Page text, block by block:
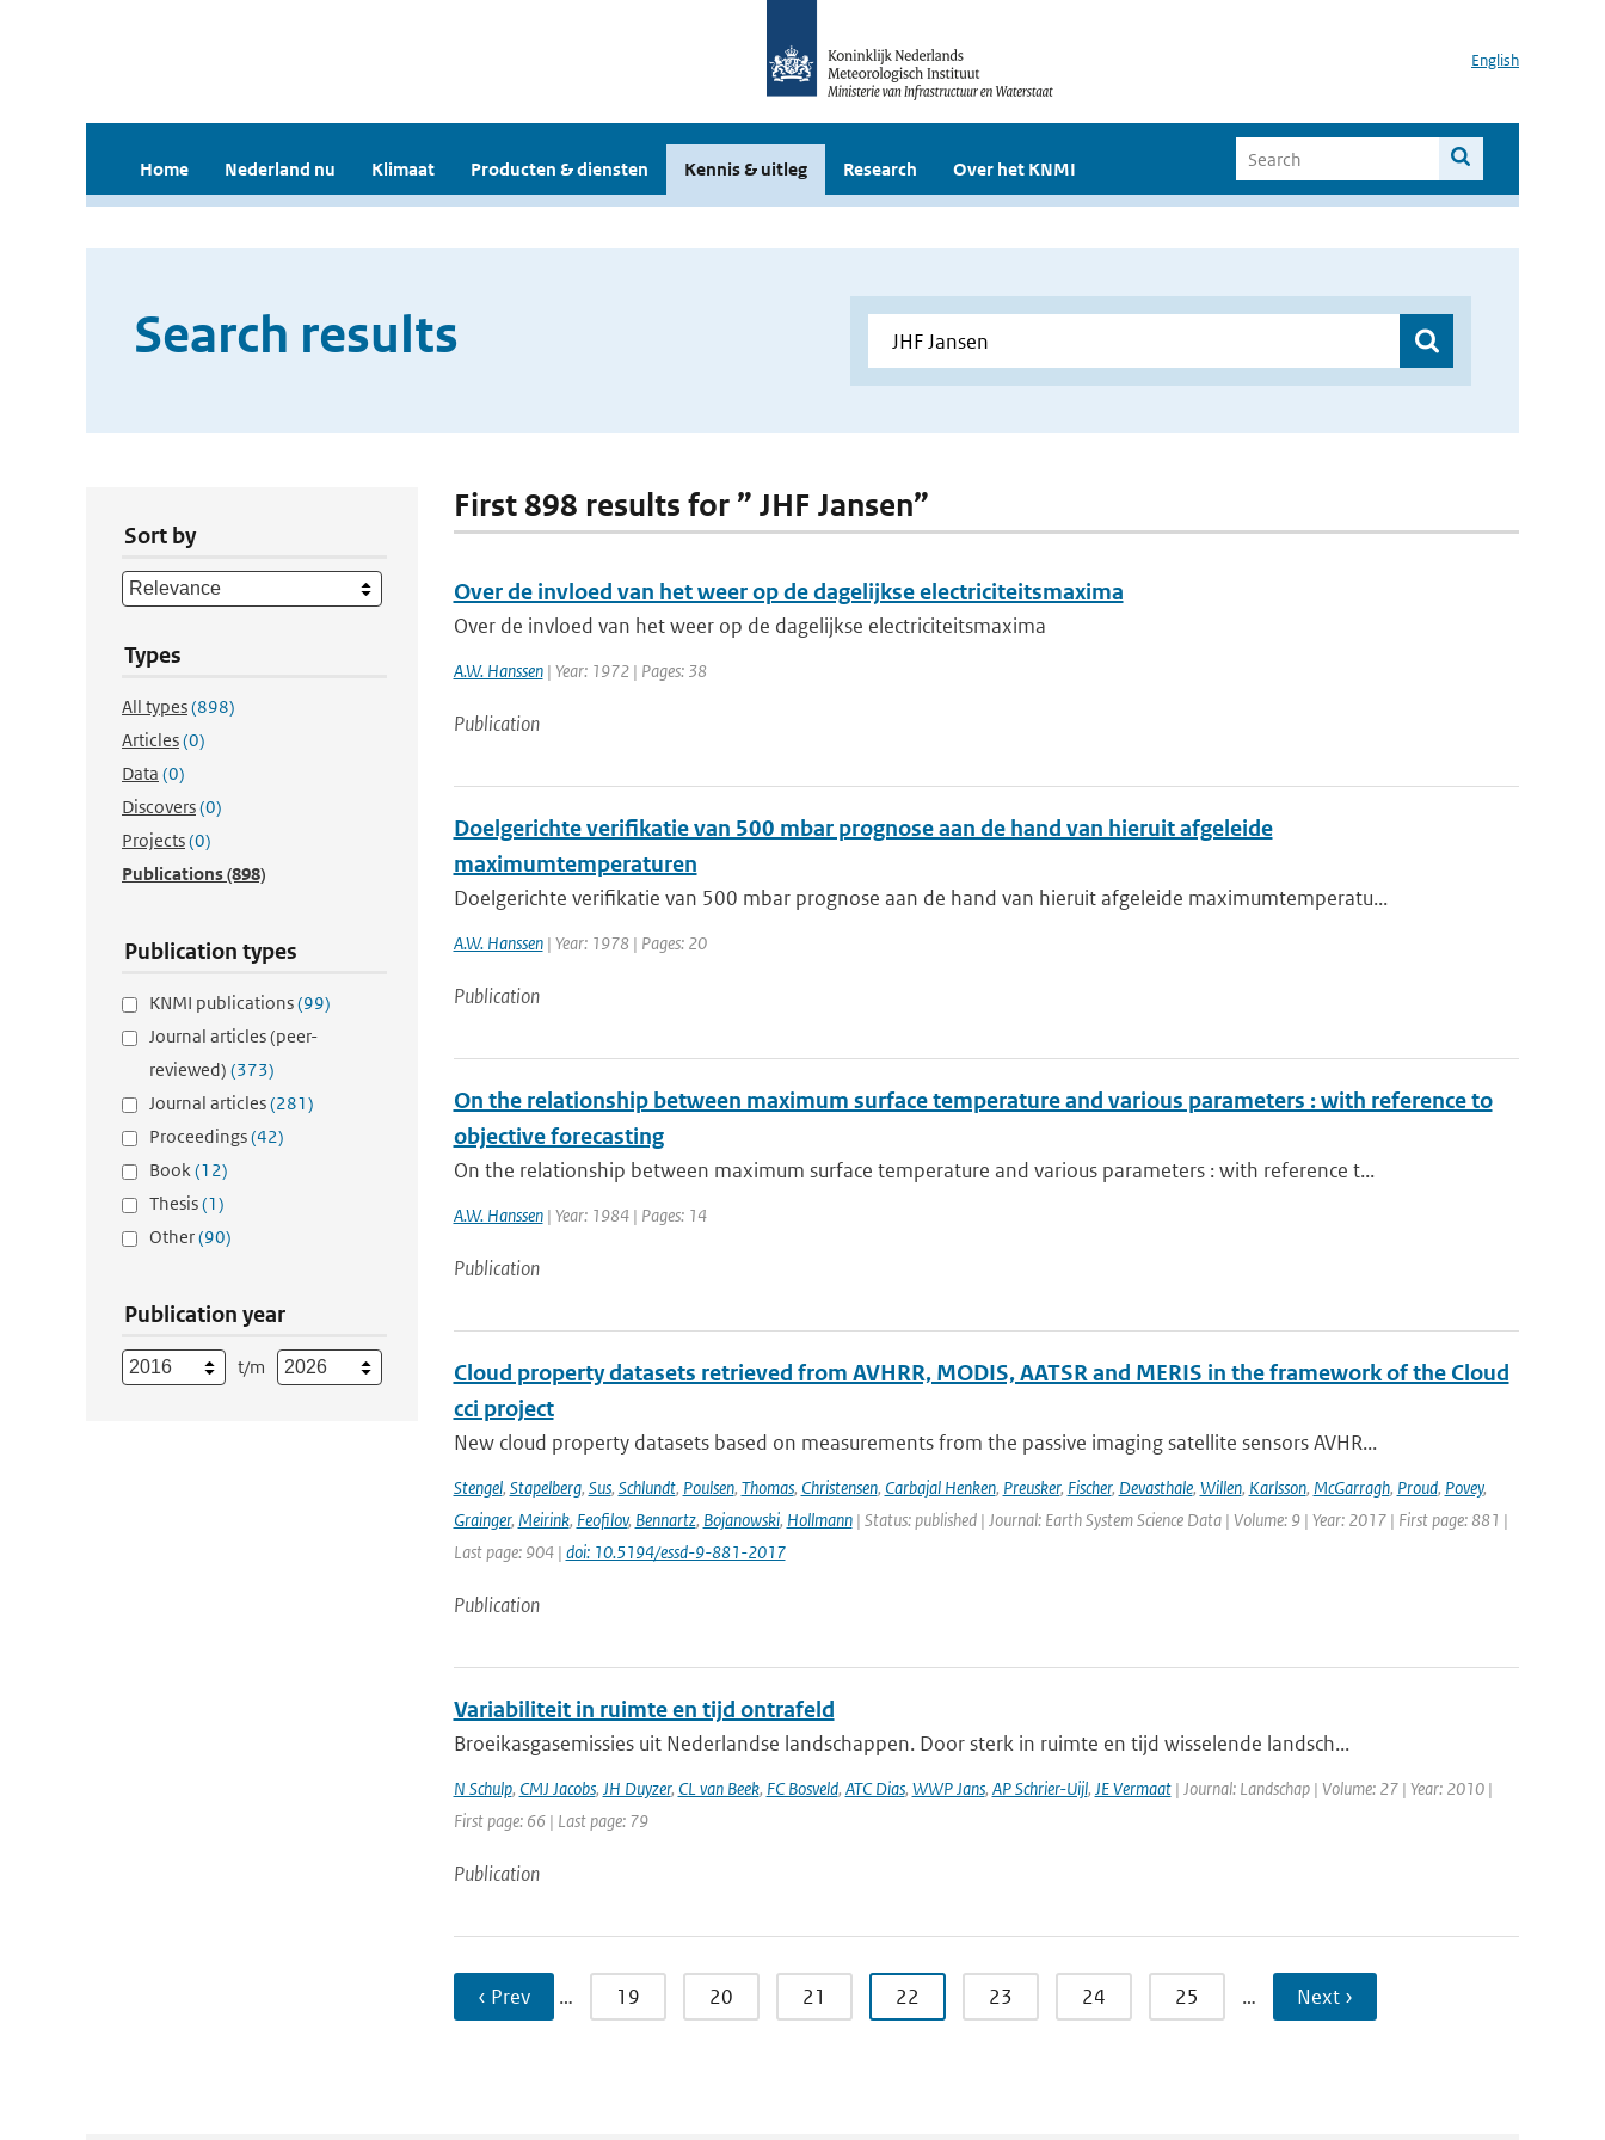
English
Home Nederland nu Klimaat Producten & diensten Kennis & uitleg Research Over het KNMI
Search results
Sort by
Types
All types(898)
Articles(0)
Data (0)
Discovers(0)
Projects(0)
Publications(898)
Publication types
KNMI publications(99)
Journal articles (peer-
reviewed) (373)
Journal articles(281)
Proceedings(42)
Book(12)
Thesis(1)
Other(90)
Publication year
t/m
First 898 results for ” JHF Jansen”
Over de invloed van het weer op de dagelijkse electriciteitsmaxima
Over de invloed van het weer op de dagelijkse electriciteitsmaxima
A.W. Hanssen| Year: 1972 | Pages: 38
Publication
Doelgerichte verifikatie van 500 mbar prognose aan de hand van hieruit afgeleide
maximumtemperaturen
Doelgerichte verifikatie van 500 mbar prognose aan de hand van hieruit afgeleide maximumtemperatu...
A.W. Hanssen| Year: 1978 | Pages: 20
Publication
On the relationship between maximum surface temperature and various parameters : with reference to
objective forecasting
On the relationship between maximum surface temperature and various parameters : with reference t...
A.W. Hanssen| Year: 1984 | Pages: 14
Publication
Cloud property datasets retrieved from AVHRR, MODIS, AATSR and MERIS in the framework of the Cloud
cci project
New cloud property datasets based on measurements from the passive imaging satellite sensors AVHR...
Stengel, Stapelberg, Sus, Schlundt, Poulsen, Thomas, Christensen, Carbajal Henken, Preusker, Fischer, Devasthale, Willen, Karlsson, McGarragh, Proud, Povey,
Grainger, Meirink, Feofilov, Bennartz, Bojanowski, Hollmann| Status: published | Journal: Earth System Science Data | Volume: 9 | Year: 2017 | First page: 881 |
Last page: 904 | doi: 10.5194/essd-9-881-2017
Publication
Variabiliteit in ruimte en tijd ontrafeld
Broeikasgasemissies uit Nederlandse landschappen. Door sterk in ruimte en tijd wisselende landsch...
N Schulp, CMJ Jacobs, JH Duyzer, CL van Beek, FC Bosveld, ATC Dias, WWP Jans, AP Schrier-Uijl, JE Vermaat| Journal: Landschap | Volume: 27 | Year: 2010 |
First page: 66 | Last page: 79
Publication
‹ Prev … 19 20 21 22 23 24 25 … Next ›